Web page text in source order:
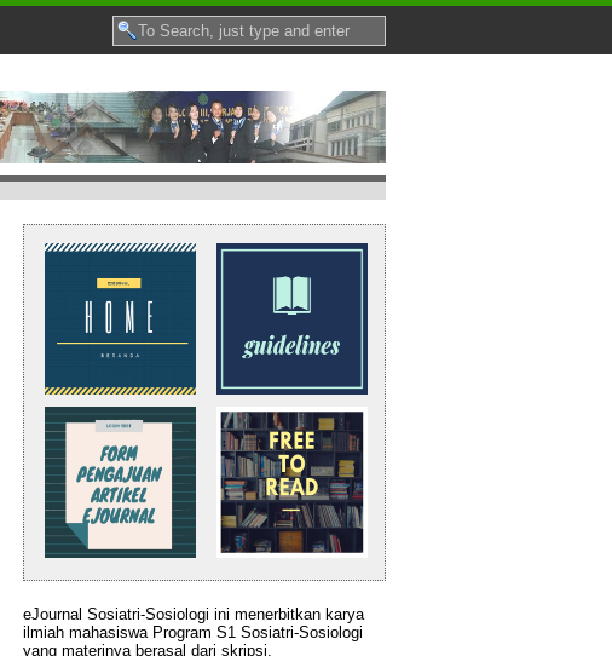
eJournal Sosiatri-Sosiologi ini menerbitkan karya
ilmiah mahasiswa Program S1 Sosiatri-Sosiologi
yang materinya berasal dari skripsi.